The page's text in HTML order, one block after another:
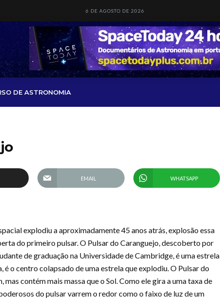
6 DE AGOSTO DE 2026
DE ASTRONOMIA
EMAIL WHATSAPP
explodiu a aproximadamente 45 anos atrás, explosão essa
do primeiro pulsar. O Pulsar do Caranguejo, descoberto por
de graduação na Universidade de Cambridge, é uma estrela
é o centro colapsado de uma estrela que explodiu. O Pulsar do
contém mais massa que o Sol. Como ele gira a uma taxa de
do pulsar varrem o redor como o faixo de luz de um